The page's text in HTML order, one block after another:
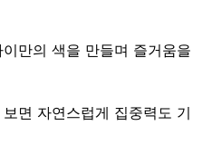
만의 색을 만들며 즐거움을
면 자연스럽게 집중력도 기